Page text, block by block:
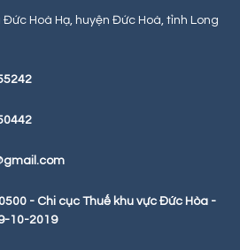
Đức Hoà Hạ, huyện Đức Hoà, tỉnh Long
- Chi cục Thuế khu vực Đức Hòa -
10-2019